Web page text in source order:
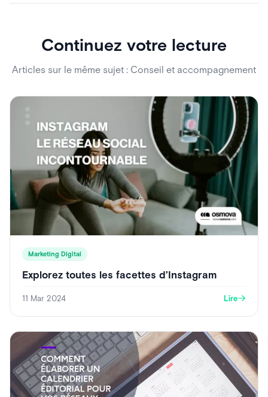
Continuez votre lecture
Articles sur le même sujet : Conseil et accompagnement
Marketing Digital
Explorez toutes les facettes d’Instagram
11 Mar 2024 Lire